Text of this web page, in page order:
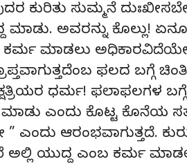
ಕುರಿತು ಸುಮ್ಮನೆ
ಮಾಡು. ಅವರನ್ನು ಕೊಲ್ಲು!
ಕರ್ಮ ಮಾಡಲು
ಫಲದ ಬಗ್ಗೆ
ಧರ್ಮ! ಫಲಾಫಲಗಳ
ಎಂದು ಕೊಟ್ಟ ಕೊನೆಯ
” ಎಂದು ಆರಂಭವಾಗುತ್ತದೆ.
ಯುದ್ದ ಎಂಬ ಕರ್ಮ